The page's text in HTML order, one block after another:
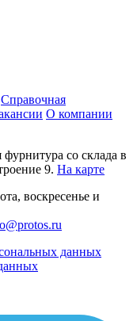
Справочная
О компании
со склада в
9. На карте
воскресенье и
данных